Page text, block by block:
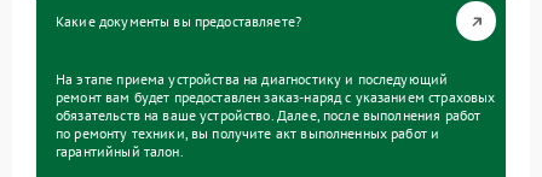
Какие документы вы предоставляете?
На этапе приема устройства на диагностику и последующий
ремонт вам будет предоставлен заказ-наряд с указанием страховых
обязательств на ваше устройство. Далее, после выполнения работ
по ремонту техники, вы получите акт выполненных работ и
гарантийный талон.